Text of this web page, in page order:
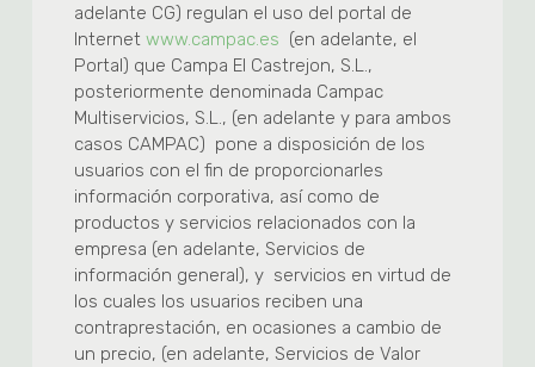
adelante CG) regulan el uso del portal de
Internetwww.campac.es (en adelante, el
Portal) que Campa El Castrejon, S.L.,
posteriormente denominada Campac
Multiservicios, S.L., (en adelante y para ambos
casos CAMPAC) pone a disposición de los
usuarios con el fin de proporcionarles
información corporativa, así como de
productos y servicios relacionados con la
empresa (en adelante, Servicios de
información general), y servicios en virtud de
los cuales los usuarios reciben una
contraprestación, en ocasiones a cambio de
un precio, (en adelante, Servicios de Valor